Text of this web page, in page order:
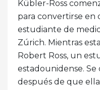
Kübler-Ross
para convertirse en
estudiante de
Zúrich. Mientras
Robert Ross, un
estadounidense. Se
después de que